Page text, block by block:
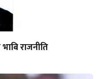
राजनीति